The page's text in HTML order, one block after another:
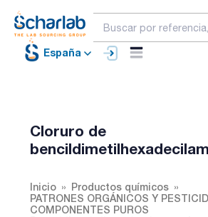
España
Cloruro de
Inicio
Productos químicos
PATRONES ORGÁNICOS Y
COMPONENTES PUROS